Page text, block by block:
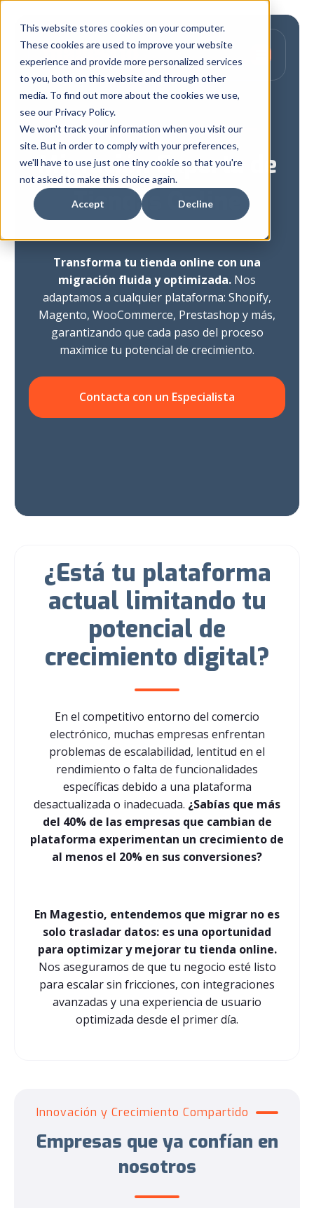
This website stores cookies on your computer.
These cookies are used to improve your website
experience and provide more personalized services
to you, both on this website and through other
media. To find out more about the cookies we use,
see our Privacy Policy.
We won't track your information when you visit our
site. But in order to comply with your preferences,
we'll have to use just one tiny cookie so that you're
not asked to make this choice again.
Accept Decline
Sin Límites, Sin Interrupciones
Migración Experta de
Tiendas Online
Transforma tu tienda online con una
migración fluida y optimizada. Nos
adaptamos a cualquier plataforma: Shopify,
Magento, WooCommerce, Prestashop y más,
garantizando que cada paso del proceso
maximice tu potencial de crecimiento.
Contacta con un Especialista
¿Está tu plataforma
actual limitando tu
potencial de
crecimiento digital?
En el competitivo entorno del comercio
electrónico, muchas empresas enfrentan
problemas de escalabilidad, lentitud en el
rendimiento o falta de funcionalidades
específicas debido a una plataforma
desactualizada o inadecuada. ¿Sabías que más
del 40% de las empresas que cambian de
plataforma experimentan un crecimiento de
al menos el 20% en sus conversiones?
En Magestio, entendemos que migrar no es
solo trasladar datos: es una oportunidad
para optimizar y mejorar tu tienda online.
Nos aseguramos de que tu negocio esté listo
para escalar sin fricciones, con integraciones
avanzadas y una experiencia de usuario
optimizada desde el primer día.
Innovación y Crecimiento Compartido
Empresas que ya confían en
nosotros